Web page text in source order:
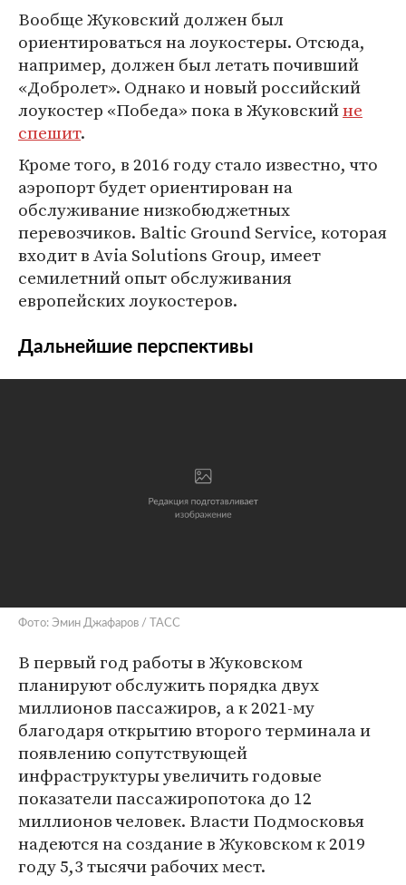
Вообще Жуковский должен был
ориентироваться на лоукостеры. Отсюда,
например, должен был летать почивший
«Добролет». Однако и новый российский
лоукостер «Победа» пока в Жуковскийне
спешит.
Кроме того, в 2016 году стало известно, что
аэропорт будет ориентирован на
обслуживание низкобюджетных
перевозчиков. Baltic Ground Service, которая
входит в Avia Solutions Group, имеет
семилетний опыт обслуживания
европейских лоукостеров.
Дальнейшие перспективы
Фото: Эмин Джафаров / ТАСС
В первый год работы в Жуковском
планируют обслужить порядка двух
миллионов пассажиров, а к 2021-му
благодаря открытию второго терминала и
появлению сопутствующей
инфраструктуры увеличить годовые
показатели пассажиропотока до 12
миллионов человек. Власти Подмосковья
надеются на создание в Жуковском к 2019
году 5,3 тысячи рабочих мест.